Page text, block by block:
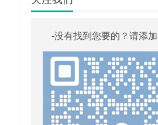
-没有找到您要的？请添